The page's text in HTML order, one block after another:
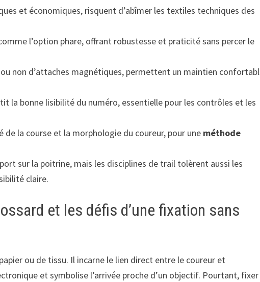
et économiques, risquent d’abîmer les textiles techniques des
l’option phare, offrant robustesse et praticité sans percer le
non d’attaches magnétiques, permettent un maintien
la bonne lisibilité du numéro, essentielle pour les contrôles et les
de la course et la morphologie du coureur, pour une méthode
sur la poitrine, mais les disciplines de trail tolèrent aussi les
claire.
et les défis d’une fixation sans
ou de tissu. Il incarne le lien direct entre le coureur et
et symbolise l’arrivée proche d’un objectif. Pourtant, fixer